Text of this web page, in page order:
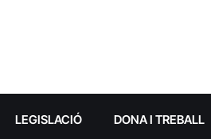
LEGISLACIÓ DONA I TREBALL